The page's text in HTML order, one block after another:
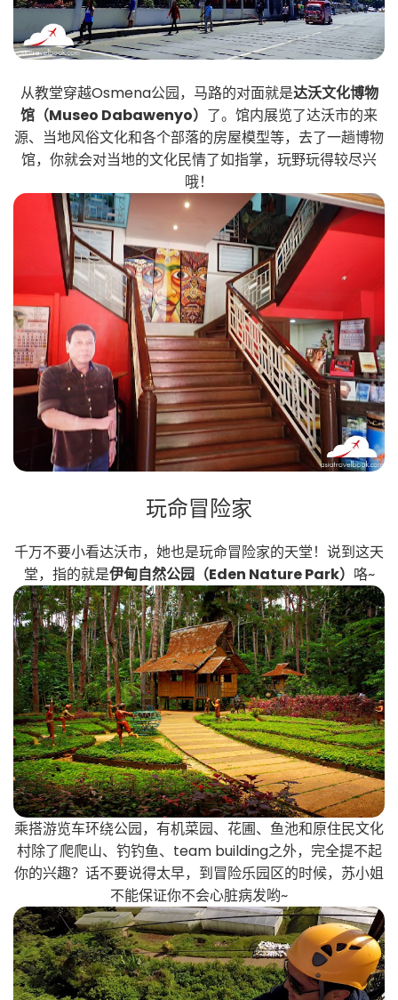
从教堂穿越Osmena公园，马路的对面就是达沃文化博物
馆（Museo Dabawenyo） 了。馆内展览了达沃市的来
源、当地风俗文化和各个部落的房屋模型等，去了一趟博物
馆，你就会对当地的文化民情了如指掌，玩野玩得较尽兴
哦！
玩命冒险家
千万不要小看达沃市，她也是玩命冒险家的天堂！说到这天
堂，指的就是伊甸自然公园（Eden Nature Park） 咯~
乘搭游览车环绕公园，有机菜园、花圃、鱼池和原住民文化
村除了爬爬山、钓钓鱼、team building之外，完全提不起
你的兴趣？话不要说得太早，到冒险乐园区的时候，苏小姐
不能保证你不会心脏病发哟~